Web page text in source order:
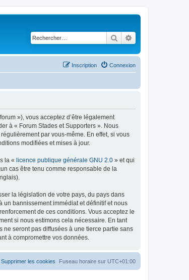
Rechercher
Connexion
Inscription
»), vous acceptez d’être légalement
à « Forum Stades et Supporters ». Nous
par vous-même. En effet, si vous
modifiées et mises à jour.
la « licence publique générale GNU 2.0 » et qui
cas être tenu comme responsable de la
la législation de votre pays, du pays dans
un bannissement immédiat et définitif et nous
de ces conditions. Vous acceptez le
si nous estimons cela nécessaire. En tant
ne seront pas diffusées à une tierce partie sans
à compromettre vos données.
Fuseau horaire sur UTC+01:00
Supprimer les cookies